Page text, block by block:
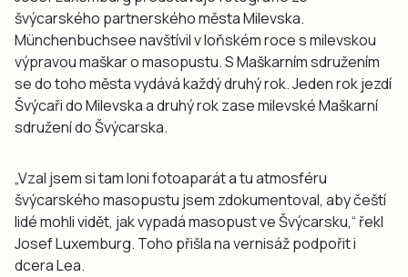
švýcarského partnerského města Milevska.
Münchenbuchsee navštívil v loňském roce s milevskou
výpravou maškar o masopustu. S Maškarním sdružením
se do toho města vydává každý druhý rok. Jeden rok jezdí
Švýcaři do Milevska a druhý rok zase milevské Maškarní
sdružení do Švýcarska.
„Vzal jsem si tam loni fotoaparát a tu atmosféru
švýcarského masopustu jsem zdokumentoval, aby čeští
lidé mohli vidět, jak vypadá masopust ve Švýcarsku,“ řekl
Josef Luxemburg. Toho přišla na vernisáž podpořit i
dcera Lea.